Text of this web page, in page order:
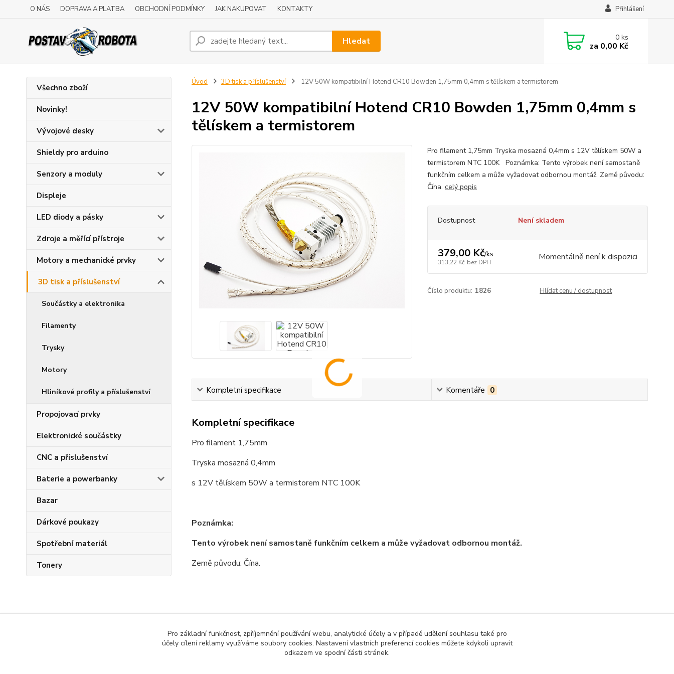
O NÁS DOPRAVA A PLATBA OBCHODNÍ PODMÍNKY JAK NAKUPOVAT KONTAKTY Přihlášení
Hledat 0ks
za 0,00 Kč
Všechno zboží
Novinky!
Vývojové desky
Shieldy pro arduino
Senzory a moduly
Displeje
LED diody a pásky
Zdroje a měřící přístroje
Motory a mechanické prvky
3D tisk a příslušenství
Součástky a elektronika
Filamenty
Trysky
Motory
Hliníkové profily a příslušenství
Propojovací prvky
Elektronické součástky
CNC a příslušenství
Baterie a powerbanky
Bazar
Dárkové poukazy
Spotřební materiál
Tonery
Úvod 3D tisk a příslušenství 12V 50W kompatibilní Hotend CR10 Bowden 1,75mm 0,4mm s tělískem a termistorem
12V 50W kompatibilní Hotend CR10 Bowden 1,75mm 0,4mm s
tělískem a termistorem
Pro filament 1,75mm Tryska mosazná 0,4mm s 12V tělískem 50W a
termistorem NTC 100K Poznámka: Tento výrobek není samostaně
funkčním celkem a může vyžadovat odbornou montáž. Země původu:
Čína. celý popis
Dostupnost Není skladem
379,00 Kč/ks
313,22 Kč bez DPH Momentálně není k dispozici
Číslo produktu: 1826 Hlídat cenu / dostupnost
Kompletní specifikace Komentáře 0
Kompletní specifikace
Pro filament 1,75mm
Tryska mosazná 0,4mm
s 12V tělískem 50W a termistorem NTC 100K
Poznámka:
Tento výrobek není samostaně funkčním celkem a může vyžadovat odbornou montáž.
Země původu: Čína.
Zboží zařazeno v kategoriích
3D tisk a příslušenství
Pro základní funkčnost, zpříjemnění používání webu, analytické účely a v případě udělení souhlasu také pro
účely cílení reklamy využíváme soubory cookies. Nastavení vlastních preferencí cookies můžete kdykoli upravit
odkazem ve spodní části stránek.